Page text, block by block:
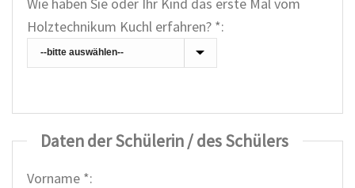
Holztechnikum Kuchl erfahren? *:
Daten der Schülerin / des Schülers
Vorname *: